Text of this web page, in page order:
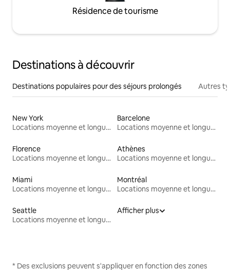
Résidence de tourisme
Destinations à découvrir
Destinations populaires pour des séjours prolongés Autres
New York
Locations moyenne et longue durée
Barcelone
Locations moyenne et longue durée
Florence
Locations moyenne et longue durée
Athènes
Locations moyenne et longue durée
Miami
Locations moyenne et longue durée
Montréal
Locations moyenne et longue durée
Seattle
Locations moyenne et longue durée
Afficher plus
* Des exclusions peuvent s'appliquer en fonction des zones